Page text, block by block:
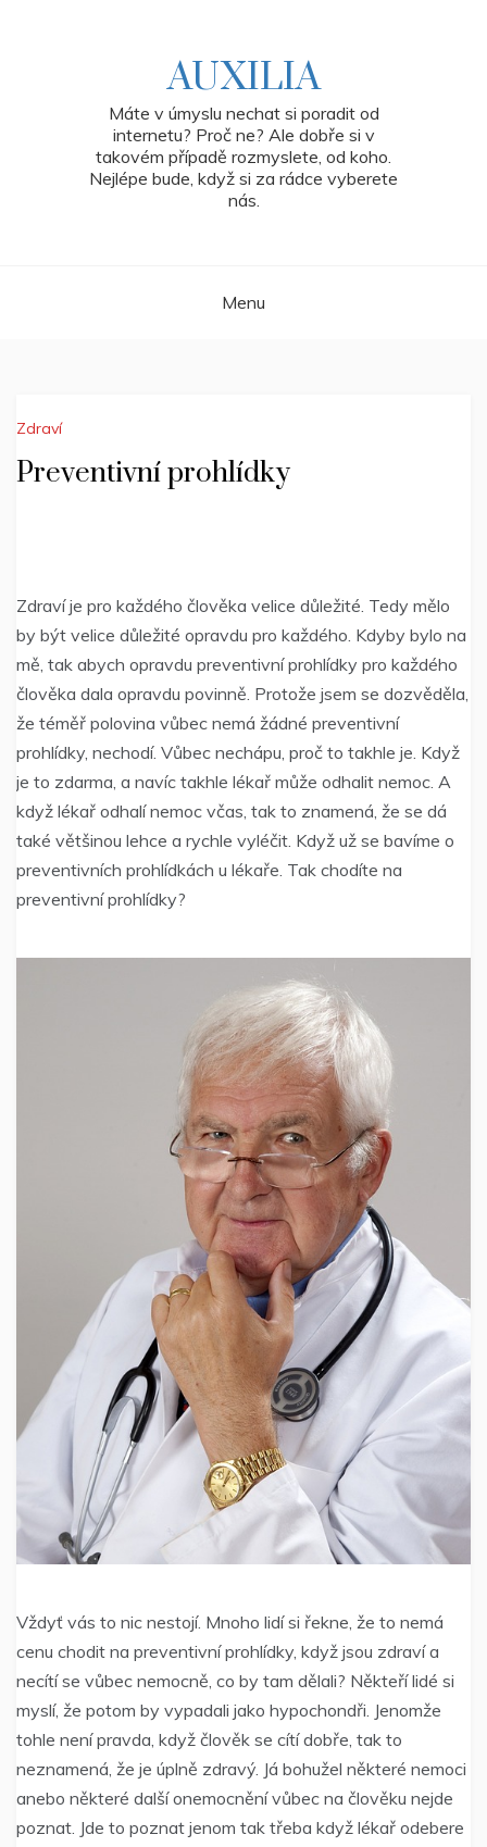
AUXILIA
Máte v úmyslu nechat si poradit od
internetu? Proč ne? Ale dobře si v
takovém případě rozmyslete, od koho.
Nejlépe bude, když si za rádce vyberete
nás.
Menu
Zdraví
Preventivní prohlídky
Zdraví je pro každého člověka velice důležité. Tedy mělo
by být velice důležité opravdu pro každého. Kdyby bylo na
mě, tak abych opravdu preventivní prohlídky pro každého
člověka dala opravdu povinně. Protože jsem se dozvěděla,
že téměř polovina vůbec nemá žádné preventivní
prohlídky, nechodí. Vůbec nechápu, proč to takhle je. Když
je to zdarma, a navíc takhle lékař může odhalit nemoc. A
když lékař odhalí nemoc včas, tak to znamená, že se dá
také většinou lehce a rychle vyléčit. Když už se bavíme o
preventivních prohlídkách u lékaře. Tak chodíte na
preventivní prohlídky?
Vždyť vás to nic nestojí. Mnoho lidí si řekne, že to nemá
cenu chodit na preventivní prohlídky, když jsou zdraví a
necítí se vůbec nemocně, co by tam dělali? Někteří lidé si
myslí, že potom by vypadali jako hypochondři. Jenomže
tohle není pravda, když člověk se cítí dobře, tak to
neznamená, že je úplně zdravý. Já bohužel některé nemoci
anebo některé další onemocnění vůbec na člověku nejde
poznat. Jde to poznat jenom tak třeba když lékař odebere